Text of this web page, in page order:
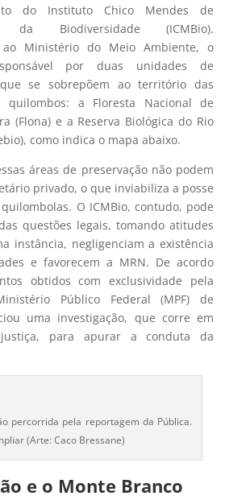
do Instituto Chico Mendes de
da Biodiversidade (ICMBio).
ao Ministério do Meio Ambiente, o
por duas unidades de
que se sobrepõem ao território das
a Floresta Nacional de
(Flona) e a Reserva Biológica do Rio
como indica o mapa abaixo.
áreas de preservação não podem
privado, o que inviabiliza a posse
O ICMBio, contudo, pode
questões legais, tomando atitudes
instância, negligenciam a existência
e favorecem a MRN. De acordo
obtidos com exclusividade pela
Público Federal (MPF) de
uma investigação, que corre em
para apurar a conduta da
percorrida pela reportagem da Pública.
(Arte: Caco Bressane)
e o Monte Branco